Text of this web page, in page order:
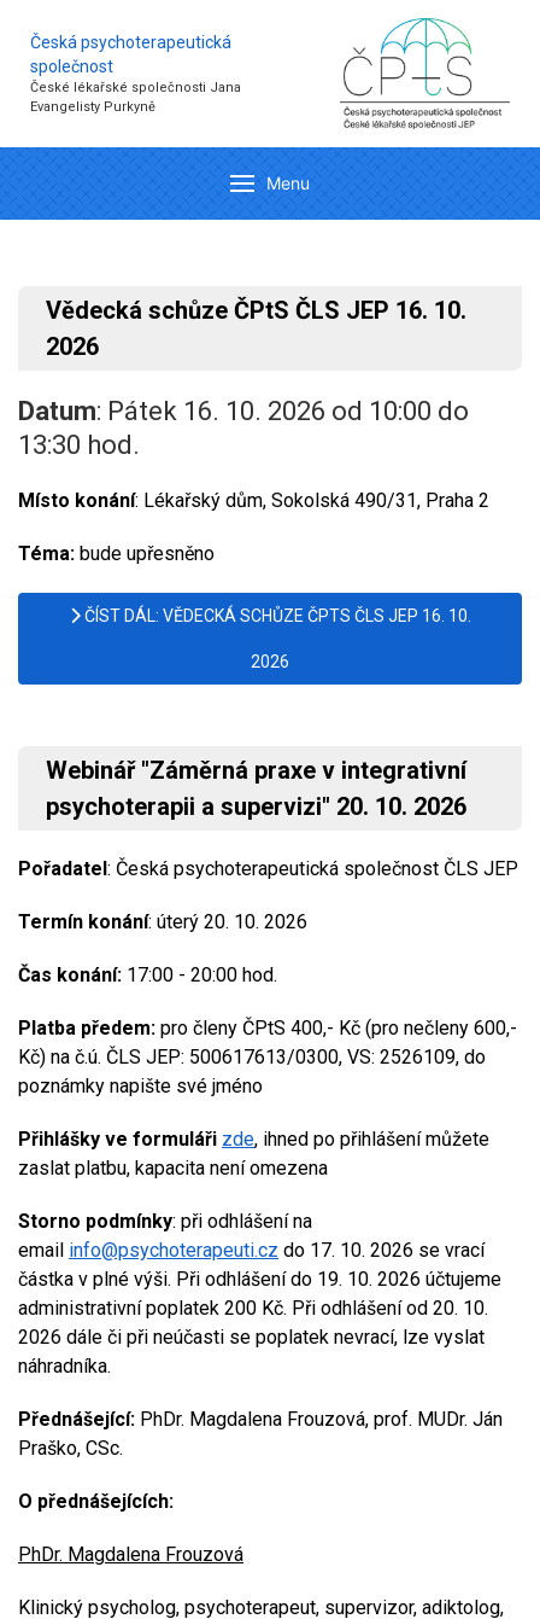
Česká psychoterapeutická
společnost
České lékařské společnosti Jana
Evangelisty Purkyně
Menu
Vědecká schůze ČPtS ČLS JEP 16. 10.
2026
Datum: Pátek 16. 10. 2026 od 10:00 do
13:30 hod.
Místo konání: Lékařský dům, Sokolská 490/31, Praha 2
Téma: bude upřesněno
ČÍST DÁL: VĚDECKÁ SCHŮZE ČPTS ČLS JEP 16. 10.
2026
Webinář "Záměrná praxe v integrativní
psychoterapii a supervizi" 20. 10. 2026
Pořadatel : Česká psychoterapeutická společnost ČLS JEP
Termín konání: úterý 20. 10. 2026
Čas konání: 17:00 - 20:00 hod.
Platba předem: pro členy ČPtS 400,- Kč (pro nečleny 600,-
Kč) na č.ú. ČLS JEP: 500617613/0300, VS: 2526109, do
poznámky napište své jméno
Přihlášky ve formuláři zde, ihned po přihlášení můžete
zaslat platbu, kapacita není omezena
Storno podmínky: při odhlášení na
email info@psychoterapeuti.cz do 17. 10. 2026 se vrací
částka v plné výši. Při odhlášení do 19. 10. 2026 účtujeme
administrativní poplatek 200 Kč. Při odhlášení od 20. 10.
2026 dále či při neúčasti se poplatek nevrací, lze vyslat
náhradníka.
Přednášející: PhDr. Magdalena Frouzová, prof. MUDr. Ján
Praško, CSc.
O přednášejících:
PhDr. Magdalena Frouzová
Klinický psycholog, psychoterapeut, supervizor, adiktolog,